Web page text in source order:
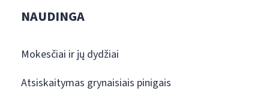
NAUDINGA
Mokesčiai ir jų dydžiai
Atsiskaitymas grynaisiais pinigais